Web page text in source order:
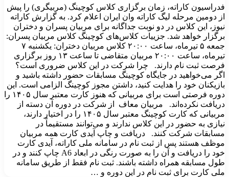
فدراسیون کاراته، زمان برگزاری کلاس کوچینگ (مربیگری) را پیش
از دومین مرحله لیگ کاراته وان ایران اعلام کرد. به گزارش کاراته
نیوز، این کلاس در دو نوبت جداگانه برای مربیان پسران و دختران
برگزار خواهد شد. جزییات کلاس‌های کوچینگ کلاس مربیان پسران:
جمعه ۵ تیرماه، ساعت ۲۰:۰۰ کلاس مربیان دختران: یکشنبه ۷
تیرماه، ساعت ۲۰:۰۰ مربیان متقاضی تا ساعت ۱۳ روز برگزاری
فرصت ثبت نام دارند. چرا شرکت در این کلاس ضروری است؟
اگر می‌خواهید در جایگاه کوچینگ مسابقات حضور داشته باشید و
بازیکنان خود را هدایت کنید، داشتن مجوز کوچینگ الزامی است. این
دوره فرصتی است برای مربیانی که هنوز کارت معتبر سال ۱۴۰۵ را
دریافت نکرده‌اند. مربیان معاف از شرکت در دوره آن دسته از
مربیانی که کارت کوچینگ معتبر سال ۱۴۰۵ را در اختیار دارند،
نیازی به حضور در این کلاس ندارند و می‌توانند مستقیماً در
مسابقات شرکت کنند. دریافت و چاپ آیدی کارت همه مربیان
موظف هستند پس از ثبت نام در سامانه ملی کاراته، آیدی کارت
خود را دریافت و آن را به صورت رنگی در ابعاد A6 چاپ کنند و در
طول مسابقه همراه داشته باشند. ثبت نام فقط از طریق سامانه
ملی کارت برای ثبت نام در این دوره و …